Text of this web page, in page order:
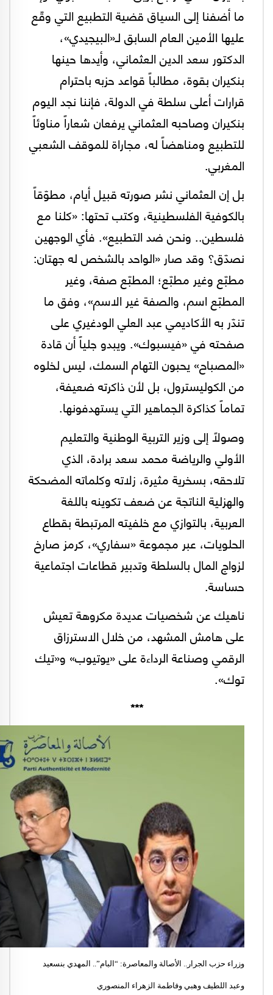
ما أضفنا إلى السياق قضية التطبيع التي وقّع
عليها الأمين العام السابق لـ«البيجيدي»،
الدكتور سعد الدين العثماني، وأيدها حينها
بنكيران بقوة، مطالباً قواعد حزبه باحترام
قرارات أعلى سلطة في الدولة، فإننا نجد اليوم
بنكيران وصاحبه العثماني يرفعان شعاراً مناوئاً
للتطبيع ومناهضاً له، مجاراة للموقف الشعبي
المغربي.
بل إن العثماني نشر صورته قبيل أيام، مطوّقاً
بالكوفية الفلسطينية، وكتب تحتها: «كلنا مع
فلسطين.. ونحن ضد التطبيع». فأي الوجهين
نصدّق؟ وقد صار «الواحد بالشخص له جهتان:
مطبّع وغير مطبّع؛ المطبّع صفة، وغير
المطبّع اسم، والصفة غير الاسم»، وفق ما
تندّر به الأكاديمي عبد العلي الودغيري على
صفحته في «فيسبوك». ويبدو جلياً أن قادة
«المصباح» يحبون التهام السمك، ليس لخلوه
من الكوليسترول، بل لأن ذاكرته ضعيفة،
تماماً كذاكرة الجماهير التي يستهدفونها.
وصولاً إلى وزير التربية الوطنية والتعليم
الأولي والرياضة محمد سعد برادة، الذي
تلاحقه، بسخرية مثيرة، زلاته وكلماته المضحكة
والهزلية الناتجة عن ضعف تكوينه باللغة
العربية، بالتوازي مع خلفيته المرتبطة بقطاع
الحلويات، عبر مجموعة «سفاري»، كرمز صارخ
لزواج المال بالسلطة وتدبير قطاعات اجتماعية
حساسة.
ناهيك عن شخصيات عديدة مكروهة تعيش
على هامش المشهد، من خلال الاسترزاق
الرقمي وصناعة الرداءة على «يوتيوب» و«تيك
توك».
***
وزراء حزب الجرار.. الأصالة والمعاصرة: “البام”.. المهدي بنسعيد
وعبد اللطيف وهبي وفاطمة الزهراء المنصوري